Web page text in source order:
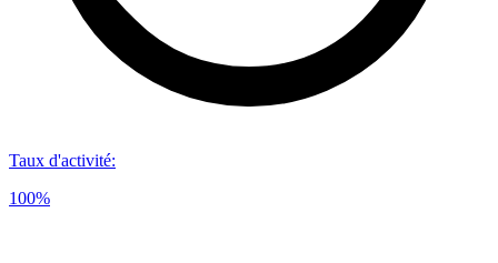
Taux d'activité:
100%